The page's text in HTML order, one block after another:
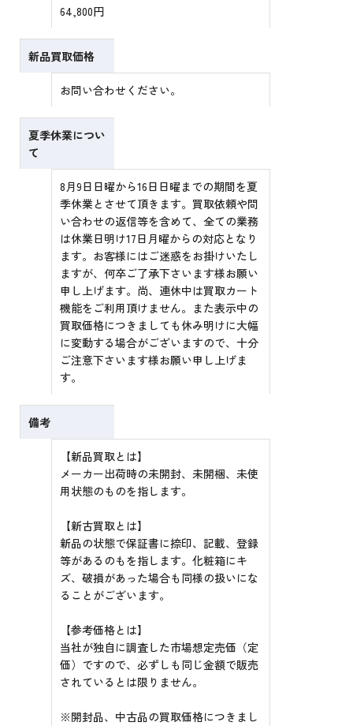
64,800円
新品買取価格
お問い合わせください。
夏季休業につい
て
8月9日日曜から16日日曜までの期間を夏
季休業とさせて頂きます。買取依頼や問
い合わせの返信等を含めて、全ての業務
は休業日明け17日月曜からの対応となり
ます。お客様にはご迷惑をお掛けいたし
ますが、何卒ご了承下さいます様お願い
申し上げます。尚、連休中は買取カート
機能をご利用頂けません。また表示中の
買取価格につきましても休み明けに大幅
に変動する場合がございますので、十分
ご注意下さいます様お願い申し上げま
す。
備考
【新品買取とは】
メーカー出荷時の未開封、未開梱、未使
用状態のものを指します。
【新古買取とは】
新品の状態で保証書に捺印、記載、登録
等があるのもを指します。化粧箱にキ
ズ、破損があった場合も同様の扱いにな
ることがございます。
【参考価格とは】
当社が独自に調査した市場想定売価（定
価）ですので、必ずしも同じ金額で販売
されているとは限りません。
※開封品、中古品の買取価格につきまし